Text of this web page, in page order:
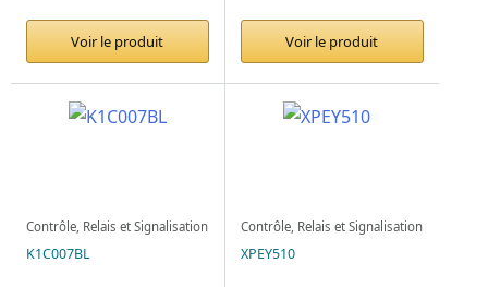
Voir le produit Voir le produit
Contrôle, Relais et Signalisation
K1C007BL
Contrôle, Relais et Signalisation
XPEY510